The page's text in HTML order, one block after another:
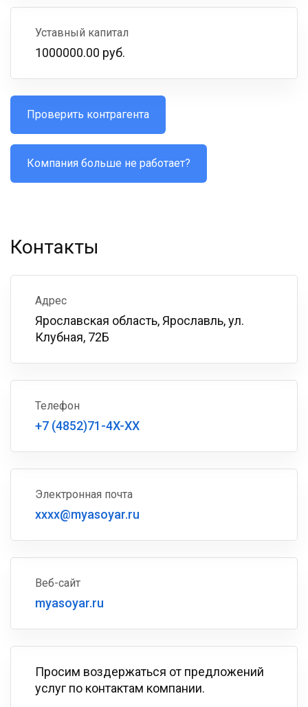
Уставный капитал
1000000.00 руб.
Проверить контрагента
Компания больше не работает?
Контакты
Адрес
Ярославская область, Ярославль, ул.
Клубная, 72Б
Телефон
+7 (4852)71-4X-XX
Электронная почта
xxxx@myasoyar.ru
Веб-сайт
myasoyar.ru
Просим воздержаться от предложений
услуг по контактам компании.